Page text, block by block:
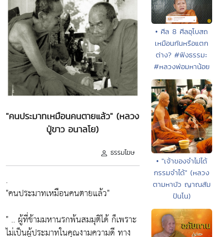
"คนประมาทเหมือนคนตายแล้ว" (หลวง
ปู่ขาว อนาลโย)
ธรรมโฆษ
.
"คนประมาทเหมือนคนตายแล้ว"
" .. ผู้ที่ข้ามมหานรกพ้นสมมุติได้ ก็เพราะ
ไม่เป็นผู้ประมาทในคุณงามความดี ทาง
• ศีล 8 ศีลอุโบสถ
เหมือนกันหรือแตก
ต่าง? #ฟังธรรมะ
#หลวงพ่อมหาน้อย
• "เจ้าของจำไม่ได้
กรรมจำได้" (หลวง
ตามหาบัว ญาณสัม
ปันโน)